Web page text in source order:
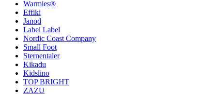
Warmies®
Effiki
Janod
Label Label
Nordic Coast Company
Small Foot
Sternentaler
Kikadu
Kidslino
TOP BRIGHT
ZAZU